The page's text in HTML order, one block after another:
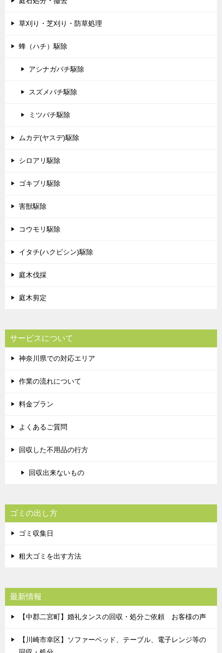
草刈り・芝刈り・防草処理
蜂（ハチ）駆除
アシナガバチ駆除
スズメバチ駆除
ミツバチ駆除
ムカデ(ヤスデ)駆除
シロアリ駆除
ゴキブリ駆除
害獣駆除
コウモリ駆除
イタチ(ハクビシン)駆除
庭木伐採
庭木剪定
サービスについて
神奈川県での対応エリア
作業の流れについて
料金プラン
よくあるご質問
回収した不用品の行方
回収出来ないもの
ゴミの出し方
ゴミ収集日
粗大ゴミを出す方法
最新情報
【中郡二宮町】婚礼タンスの回収・処分ご依頼 お客様の声
【川崎市幸区】ソファーベッド、テーブル、電子レンジ等の